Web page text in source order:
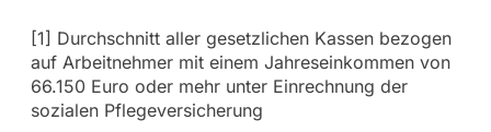
[1] Durchschnitt aller gesetzlichen Kassen bezogen
auf Arbeitnehmer mit einem Jahreseinkommen von
66.150 Euro oder mehr unter Einrechnung der
sozialen Pflegeversicherung